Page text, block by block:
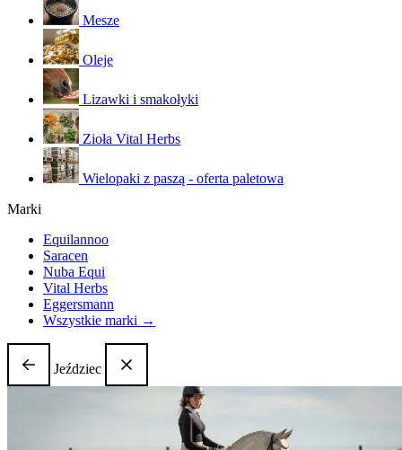
Mesze
Oleje
Lizawki i smakołyki
Zioła Vital Herbs
Wielopaki z paszą - oferta paletowa
Marki
Equilannoo
Saracen
Nuba Equi
Vital Herbs
Eggersmann
Wszystkie marki →
Jeździec